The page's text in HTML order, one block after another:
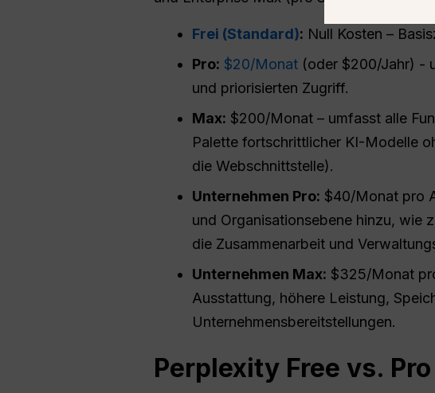
Frei (Standard): Null Kosten –
Pro: $20/Monat (oder $200/Jahr) -
und priorisierten Zugriff.
Max: $200/Monat – umfasst alle
Palette fortschrittlicher KI-Modelle
die Webschnittstelle).
Unternehmen Pro: $40/Monat pro
und Organisationsebene hinzu, wie
die Zusammenarbeit und
Unternehmen Max: $325/Monat
Ausstattung, höhere Leistung,
Unternehmensbereitstellungen.
Perplexity Free vs.